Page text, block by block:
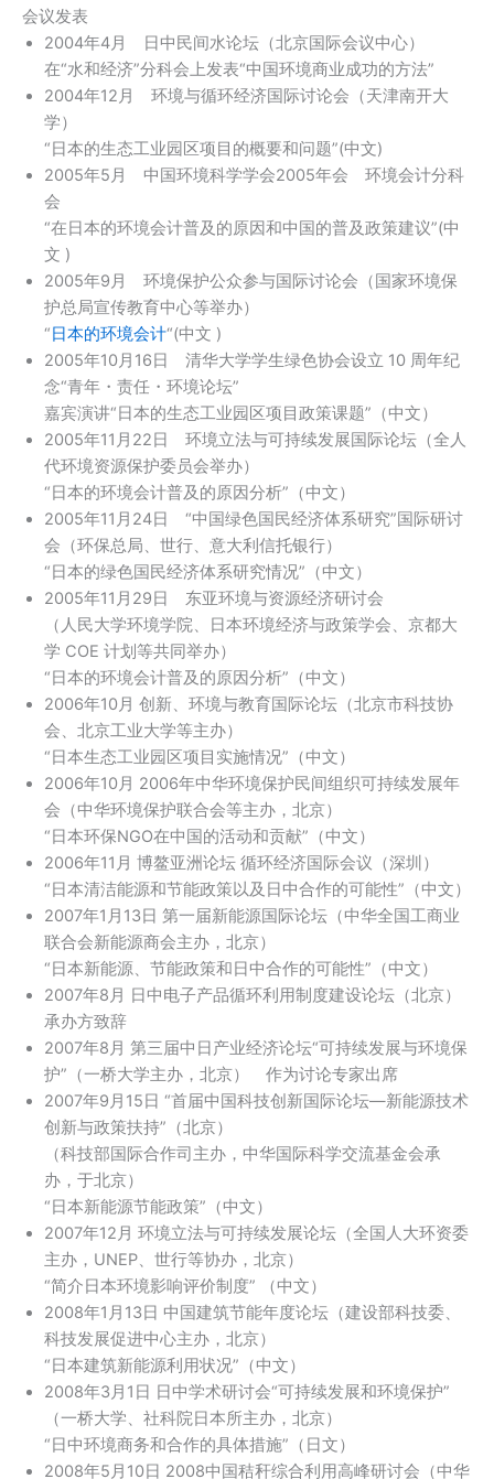
会议发表
2004年4月 日中民间水论坛（北京国际会议中心）
在“水和经济”分科会上发表“中国环境商业成功的方法”
2004年12月 环境与循环经济国际讨论会（天津南开大
学）
“日本的生态工业园区项目的概要和问题”(中文)
2005年5月 中国环境科学学会2005年会 环境会计分科
会
“在日本的环境会计普及的原因和中国的普及政策建议”(中
文 )
2005年9月 环境保护公众参与国际讨论会（国家环境保
护总局宣传教育中心等举办）
“ 日本的环境会计“(中文 )
2005年10月16日 清华大学学生绿色协会设立 10 周年纪
念“青年・责任・环境论坛”
嘉宾演讲“日本的生态工业园区项目政策课题”（中文）
2005年11月22日 环境立法与可持续发展国际论坛（全人
代环境资源保护委员会举办）
“日本的环境会计普及的原因分析”（中文）
2005年11月24日 “中国绿色国民经济体系研究”国际研讨
会（环保总局、世行、意大利信托银行）
“日本的绿色国民经济体系研究情况”（中文）
2005年11月29日 东亚环境与资源经济研讨会
（人民大学环境学院、日本环境经济与政策学会、京都大
学 COE 计划等共同举办）
“日本的环境会计普及的原因分析”（中文）
2006年10月 创新、环境与教育国际论坛（北京市科技协
会、北京工业大学等主办）
“日本生态工业园区项目实施情况”（中文）
2006年10月 2006年中华环境保护民间组织可持续发展年
会（中华环境保护联合会等主办，北京）
“日本环保NGO在中国的活动和贡献”（中文）
2006年11月 博鳌亚洲论坛 循环经济国际会议（深圳）
“日本清洁能源和节能政策以及日中合作的可能性”（中文）
2007年1月13日 第一届新能源国际论坛（中华全国工商业
联合会新能源商会主办，北京）
“日本新能源、节能政策和日中合作的可能性”（中文）
2007年8月 日中电子产品循环利用制度建设论坛（北京）
承办方致辞
2007年8月 第三届中日产业经济论坛“可持续发展与环境保
护”（一桥大学主办，北京） 作为讨论专家出席
2007年9月15日 “首届中国科技创新国际论坛—新能源技术
创新与政策扶持”（北京）
（科技部国际合作司主办，中华国际科学交流基金会承
办，于北京）
“日本新能源节能政策”（中文）
2007年12月 环境立法与可持续发展论坛（全国人大环资委
主办，UNEP、世行等协办，北京）
“简介日本环境影响评价制度” （中文）
2008年1月13日 中国建筑节能年度论坛（建设部科技委、
科技发展促进中心主办，北京）
“日本建筑新能源利用状况”（中文）
2008年3月1日 日中学术研讨会“可持续发展和环境保护”
（一桥大学、社科院日本所主办，北京）
“日中环境商务和合作的具体措施”（日文）
2008年5月10日 2008中国秸秆综合利用高峰研讨会（中华